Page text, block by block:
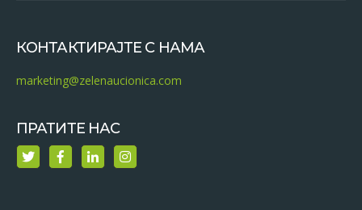
КОНТАКТИРАЈТЕ С НАМА
marketing@zelenaucionica.com
ПРАТИТЕ НАС